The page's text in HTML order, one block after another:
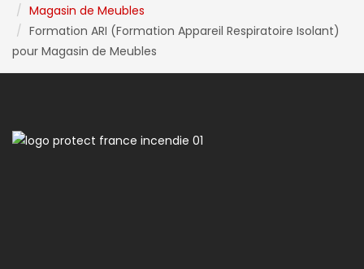
Magasin de Meubles
Formation ARI (Formation Appareil Respiratoire Isolant)
pour Magasin de Meubles